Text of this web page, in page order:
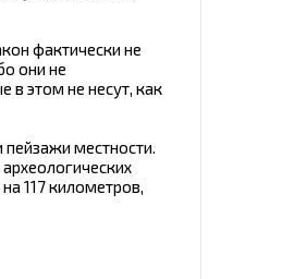
фактически не
они не
в этом не несут, как
местности.
117 километров,